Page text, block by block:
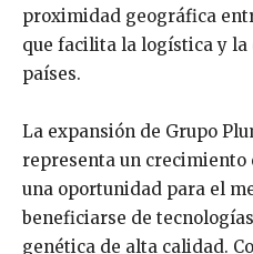
proximidad geográfica
que facilita la logística y
países.
La expansión de Grupo
representa un
una oportunidad para el
beneficiarse de
genética de alta calidad.